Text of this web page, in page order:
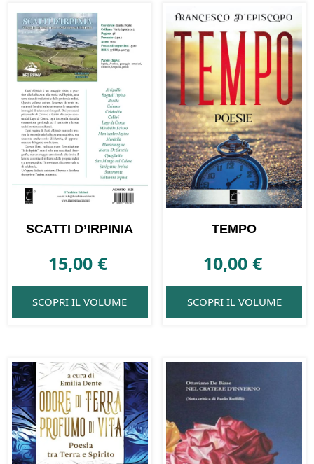
SCATTI D’IRPINIA
15,00€
SCOPRI IL VOLUME
TEMPO
10,00 €
SCOPRI IL VOLUME